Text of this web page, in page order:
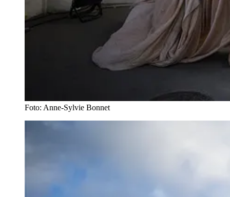
Foto: Anne-Sylvie Bonnet